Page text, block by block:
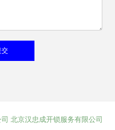
北京汉忠成开锁服务有限公司